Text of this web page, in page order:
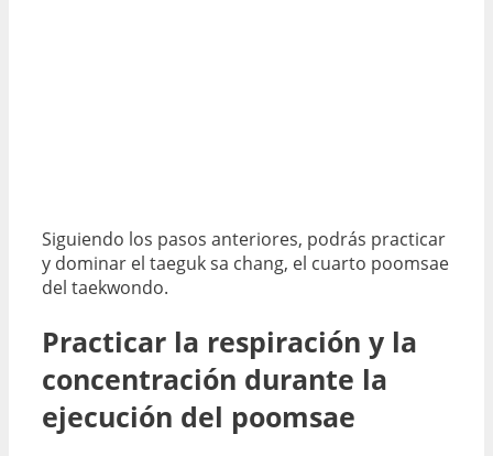
Siguiendo los pasos anteriores, podrás practicar
y dominar el taeguk sa chang, el cuarto poomsae
del taekwondo.
Practicar la respiración y la
concentración durante la
ejecución del poomsae